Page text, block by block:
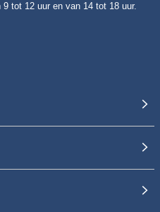
tot 12 uur en van 14 tot 18 uur.